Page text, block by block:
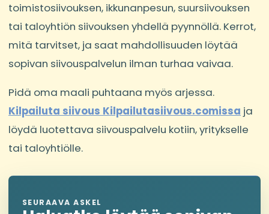
toimistosiivouksen, ikkunanpesun, suursiivouksen
tai taloyhtiön siivouksen yhdellä pyynnöllä. Kerrot,
mitä tarvitset, ja saat mahdollisuuden löytää
sopivan siivouspalvelun ilman turhaa vaivaa.
Pidä oma maali puhtaana myös arjessa.
Kilpailuta siivous Kilpailutasiivous.comissa ja
löydä luotettava siivouspalvelu kotiin, yritykselle
tai taloyhtiölle.
SEURAAVA ASKEL